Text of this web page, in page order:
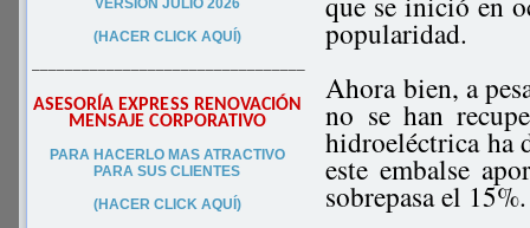
VERSIÓN JULIO 2026
(HACER CLICK AQUÍ)
–––––––––––––––––––––––––––––––––
ASESORÍA EXPRESS RENOVACIÓN
MENSAJE CORPORATIVO
PARA HACERLO MAS ATRACTIVO
PARA SUS CLIENTES
(HACER CLICK AQUÍ)
popularidad.
Ahora bien, a
no se han
hidroeléctrica ha
este embalse
sobrepasa el 15%.